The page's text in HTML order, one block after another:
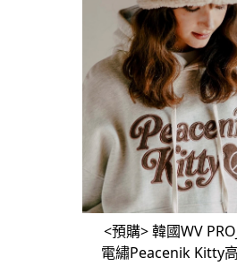
<預購> 韓國WV
電繡Peacenik Kitty